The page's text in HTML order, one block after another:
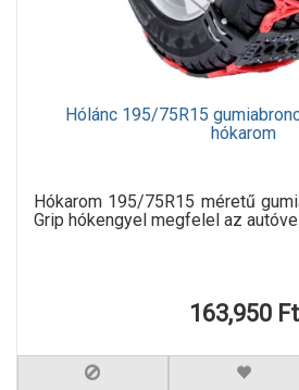
Hólánc 195/75R15
hókarom
Hókarom 195/75R15 méretű
Grip hókengyel megfelel az
163,950 Ft